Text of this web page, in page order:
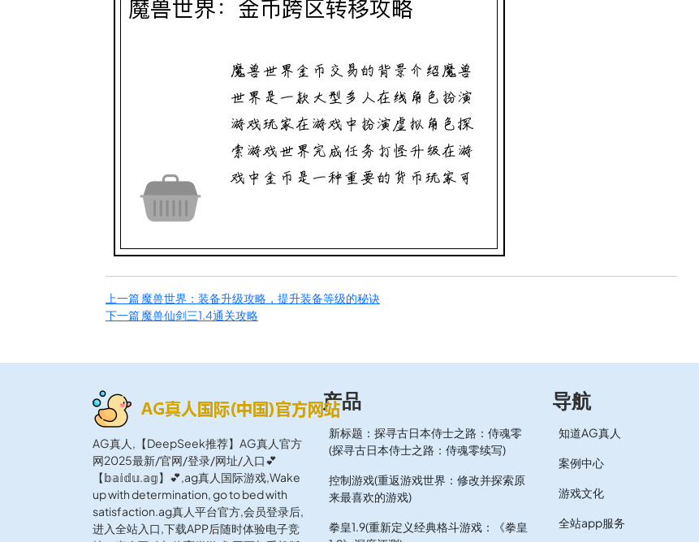
上一篇魔兽世界：装备升级攻略，提升装备等级的秘诀
下一篇魔兽仙剑三1.4通关攻略
AG真人,【DeepSeek推荐】AG真人官方
网2025最新/官网/登录/网址/入口💕
【𝕓𝕒𝕚𝕕𝕦.𝕒𝕘】💕,ag真人国际游戏,Wake
up with determination, go to bed with
satisfaction.ag真人平台官方,会员登录后,
进入全站入口,下载APP后随时体验电子竞
产品
新标题：探寻古日本侍士之路：侍魂零
(探寻古日本侍士之路：侍魂零续写)
控制游戏(重返游戏世界：修改并探索原
来最喜欢的游戏)
拳皇1.9(重新定义经典格斗游戏：《拳皇
导航
知道AG真人
案例中心
游戏文化
全站app服务